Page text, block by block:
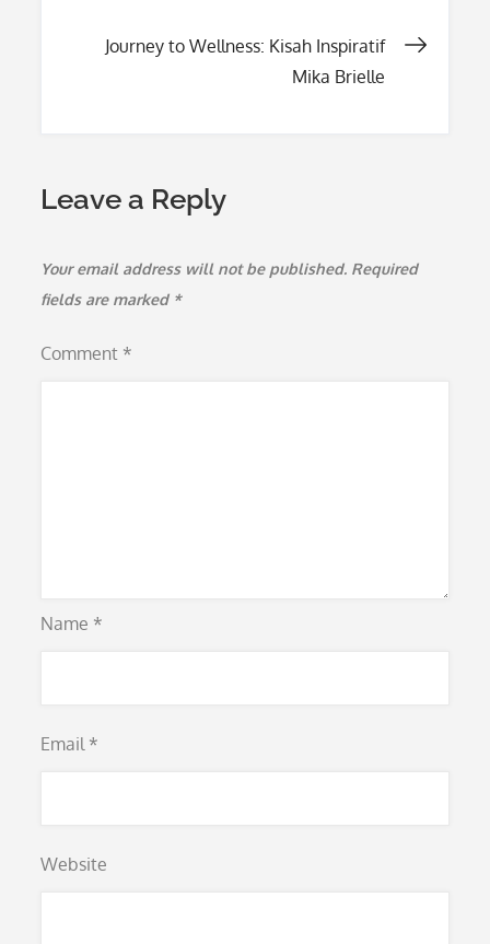
Journey to Wellness: Kisah Inspiratif
Mika Brielle
Leave a Reply
Your email address will not be published. Required
fields are marked *
Comment *
Name *
Email *
Website